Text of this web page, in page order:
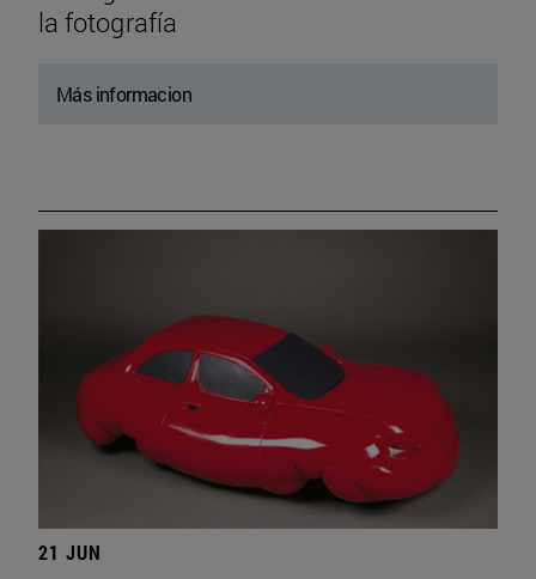
la fotografía
Más informacion
21 JUN